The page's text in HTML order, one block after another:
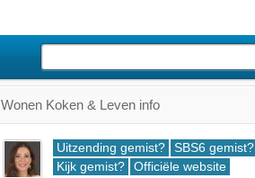
Wonen Koken & Leven info
Uitzending gemist?
SBS6 gemist?
Kijk gemist?
Officiële website